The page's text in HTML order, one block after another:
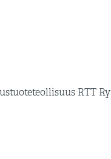
RTT Ry